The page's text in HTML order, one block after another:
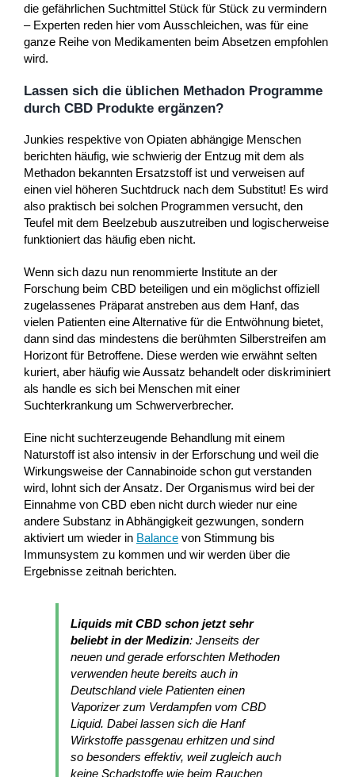
die gefährlichen Suchtmittel Stück für Stück zu vermindern
– Experten reden hier vom Ausschleichen, was für eine
ganze Reihe von Medikamenten beim Absetzen empfohlen
wird.
Lassen sich die üblichen Methadon Programme
durch CBD Produkte ergänzen?
Junkies respektive von Opiaten abhängige Menschen
berichten häufig, wie schwierig der Entzug mit dem als
Methadon bekannten Ersatzstoff ist und verweisen auf
einen viel höheren Suchtdruck nach dem Substitut! Es wird
also praktisch bei solchen Programmen versucht, den
Teufel mit dem Beelzebub auszutreiben und logischerweise
funktioniert das häufig eben nicht.
Wenn sich dazu nun renommierte Institute an der
Forschung beim CBD beteiligen und ein möglichst offiziell
zugelassenes Präparat anstreben aus dem Hanf, das
vielen Patienten eine Alternative für die Entwöhnung bietet,
dann sind das mindestens die berühmten Silberstreifen am
Horizont für Betroffene. Diese werden wie erwähnt selten
kuriert, aber häufig wie Aussatz behandelt oder diskriminiert
als handle es sich bei Menschen mit einer
Suchterkrankung um Schwerverbrecher.
Eine nicht suchterzeugende Behandlung mit einem
Naturstoff ist also intensiv in der Erforschung und weil die
Wirkungsweise der Cannabinoide schon gut verstanden
wird, lohnt sich der Ansatz. Der Organismus wird bei der
Einnahme von CBD eben nicht durch wieder nur eine
andere Substanz in Abhängigkeit gezwungen, sondern
aktiviert um wieder in Balance von Stimmung bis
Immunsystem zu kommen und wir werden über die
Ergebnisse zeitnah berichten.
Liquids mit CBD schon jetzt sehr
beliebt in der Medizin: Jenseits der
neuen und gerade erforschten Methoden
verwenden heute bereits auch in
Deutschland viele Patienten einen
Vaporizer zum Verdampfen vom CBD
Liquid. Dabei lassen sich die Hanf
Wirkstoffe passgenau erhitzen und sind
so besonders effektiv, weil zugleich auch
keine Schadstoffe wie beim Rauchen